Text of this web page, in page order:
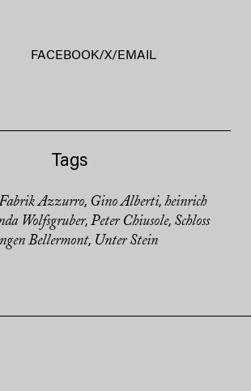
FACEBOOK/X/ EMAIL
Tags
Azzurro, Gino Alberti, heinrich
Wolfsgruber, Peter Chiusole, Schloss
Bellermont, Unter Stein